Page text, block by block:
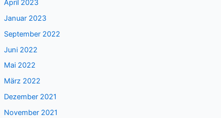
April 2023
Januar 2023
September 2022
Juni 2022
Mai 2022
März 2022
Dezember 2021
November 2021